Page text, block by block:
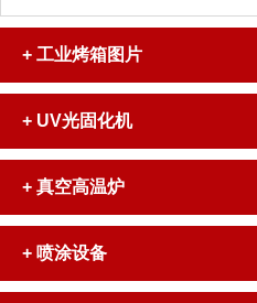
+ 工业烤箱图片
+ UV光固化机
+ 真空高温炉
+ 喷涂设备